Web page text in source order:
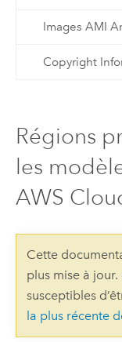
Images AMI
Copyright
Régions
les
AWS
Cette
plus mise à
susceptibles
la plus récente